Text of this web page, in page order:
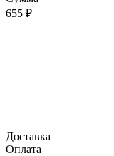
655 ₽
Доставка
Оплата